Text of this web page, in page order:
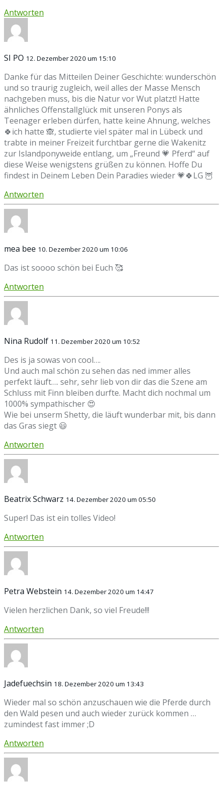
Antworten
SI PO 12. Dezember 2020 um 15:10
Danke für das Mitteilen Deiner Geschichte: wunderschön
und so traurig zugleich, weil alles der Masse Mensch
nachgeben muss, bis die Natur vor Wut platzt! Hatte
ähnliches Offenstallglück mit unseren Ponys als
Teenager erleben dürfen, hatte keine Ahnung, welches
🍀ich hatte 🙈, studierte viel später mal in Lübeck und
trabte in meiner Freizeit furchtbar gerne die Wakenitz
zur Islandponyweide entlang, um „Freund 💗 Pferd“ auf
diese Weise wenigstens grüßen zu können. Hoffe Du
findest in Deinem Leben Dein Paradies wieder 💗🍀LG 🦉
Antworten
mea bee 10. Dezember 2020 um 10:06
Das ist soooo schön bei Euch 🥰
Antworten
Nina Rudolf 11. Dezember 2020 um 10:52
Des is ja sowas von cool….
Und auch mal schön zu sehen das ned immer alles
perfekt läuft…. sehr, sehr lieb von dir das die Szene am
Schluss mit Finn bleiben durfte. Macht dich nochmal um
1000% sympathischer 😍
Wie bei unserm Shetty, die läuft wunderbar mit, bis dann
das Gras siegt 😃
Antworten
Beatrix Schwarz 14. Dezember 2020 um 05:50
Super! Das ist ein tolles Video!
Antworten
Petra Webstein 14. Dezember 2020 um 14:47
Vielen herzlichen Dank, so viel Freude!!!
Antworten
Jadefuechsin 18. Dezember 2020 um 13:43
Wieder mal so schön anzuschauen wie die Pferde durch
den Wald pesen und auch wieder zurück kommen …
zumindest fast immer ;D
Antworten